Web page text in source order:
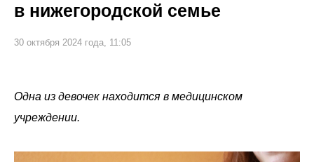
в нижегородской семье
30 октября 2024 года, 11:05
Одна из девочек находится в медицинском
учреждении.